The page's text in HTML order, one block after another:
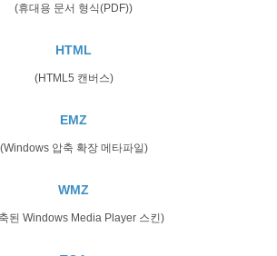
(휴대용 문서 형식(PDF))
HTML
(HTML5 캔버스)
EMZ
(Windows 압축 확장 메타파일)
WMZ
된 Windows Media Player 스킨)